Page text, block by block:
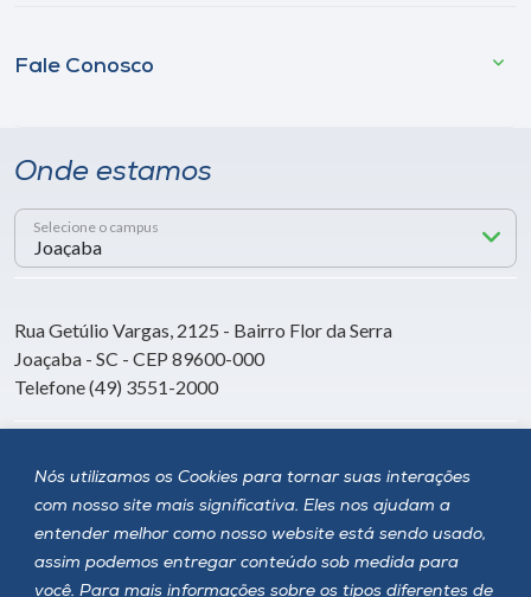
Nós utilizamos os Cookies para tornar suas interações
com nosso site mais significativa. Eles nos ajudam a
entender melhor como nosso website está sendo usado,
assim podemos entregar conteúdo sob medida para
você. Para mais informações sobre os tipos diferentes de
Fale Conosco
Onde estamos
Selecione o campus
Rua Getúlio Vargas, 2125 - Bairro Flor da Serra
Joaçaba - SC - CEP 89600-000
Telefone (49) 3551-2000
Siga a Unoesc